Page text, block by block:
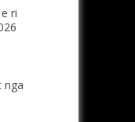
ri
nga